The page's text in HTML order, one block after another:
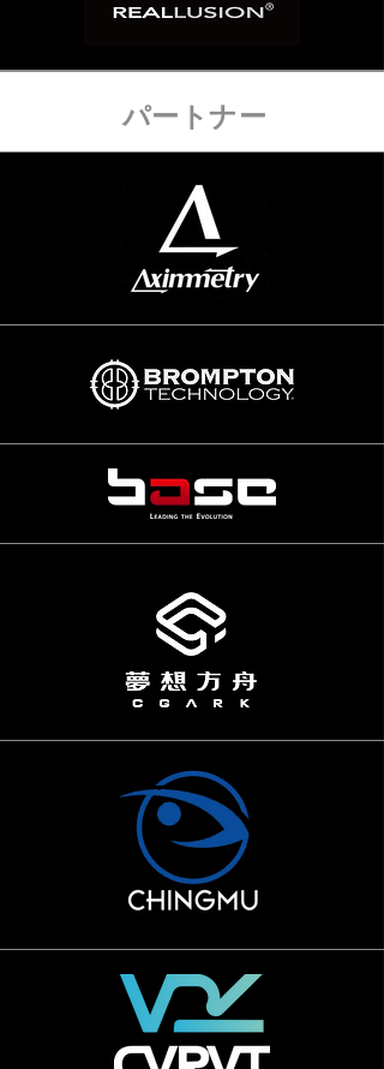
パートナー